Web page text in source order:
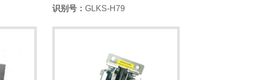
识别号： GLKS-H79